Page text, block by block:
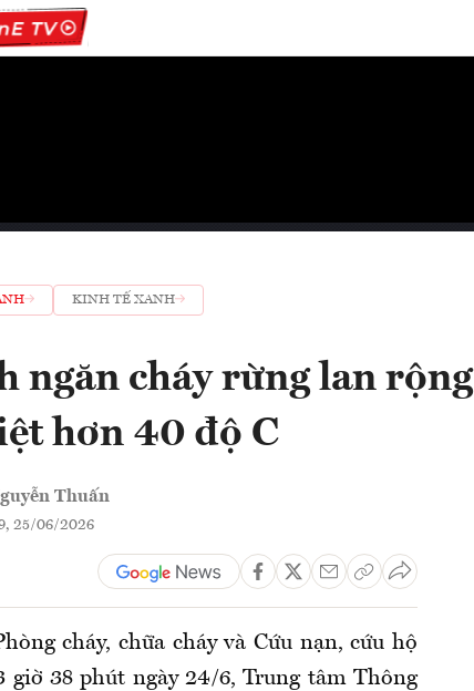
KINH TẾ XANH
ngăn cháy rừng lan rộng
hơn 40 độ C
Thuấn
25/06/2026
cháy, chữa cháy và Cứu nạn, cứu hộ
38 phút ngày 24/6, Trung tâm Thông